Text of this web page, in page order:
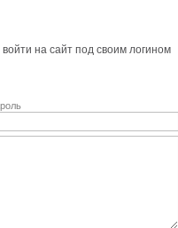
на сайт под своим логином